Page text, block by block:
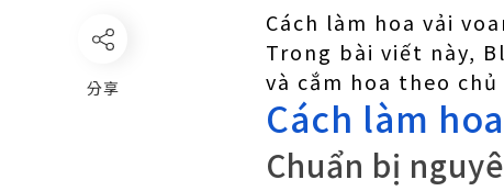
Cách làm hoa vải
Trong bài viết này,
và cắm hoa theo
Cách làm
Chuẩn bị
分享